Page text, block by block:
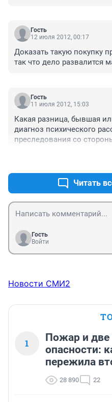
компе), тогда еще
устройстве. А после
своего нового
Насчет диагноза
Многое говорит о том,
начала завидовать
работе пошли в гору.
Гость
12 июля 2012, 00:17
Доказать такую покупку
так что дело развалится
Гость
11 июля 2012, 15:03
Какая разница, бывшая
диагноз психического
преследования со
Читать
Гость
Войти
Новости СМИ2
1
Пожар и две
опасности:
пережила
28 890 22